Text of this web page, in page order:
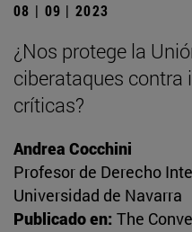
08 | 09 | 2023
¿Nos protege la
ciberataques contra
críticas?
Andrea Cocchini
Profesor de Derecho
Universidad de Navarra
Publicado en: The